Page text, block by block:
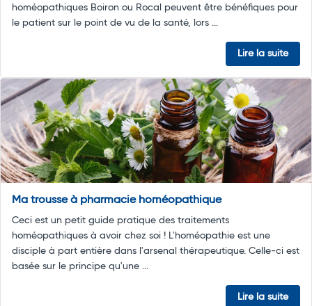
homéopathiques Boiron ou Rocal peuvent être bénéfiques pour
le patient sur le point de vu de la santé, lors ...
Lire la suite
Ma trousse à pharmacie homéopathique
Ceci est un petit guide pratique des traitements
homéopathiques à avoir chez soi ! L'homéopathie est une
disciple à part entière dans l'arsenal thérapeutique. Celle-ci est
basée sur le principe qu'une ...
Lire la suite